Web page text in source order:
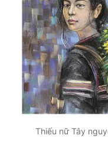
Thiếu nữ Tây